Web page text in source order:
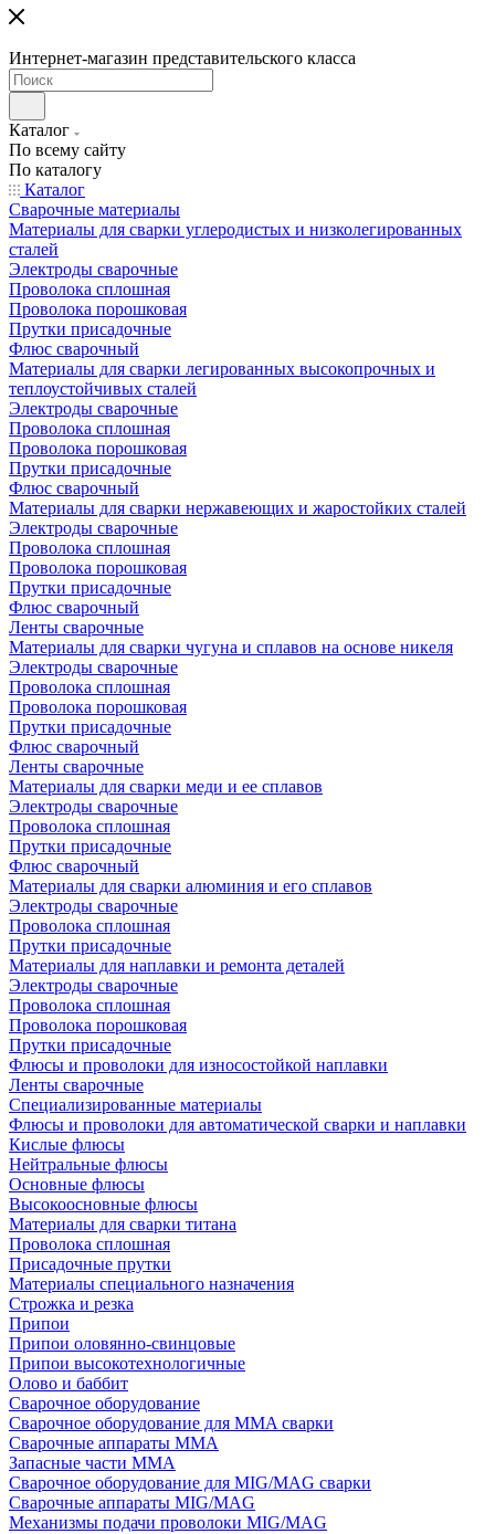
Интернет-магазин представительского класса
Каталог
По всему сайту
По каталогу
Каталог
Сварочные материалы
Материалы для сварки углеродистых и низколегированных
сталей
Электроды сварочные
Проволока сплошная
Проволока порошковая
Прутки присадочные
Флюс сварочный
Материалы для сварки легированных высокопрочных и
теплоустойчивых сталей
Электроды сварочные
Проволока сплошная
Проволока порошковая
Прутки присадочные
Флюс сварочный
Материалы для сварки нержавеющих и жаростойких сталей
Электроды сварочные
Проволока сплошная
Проволока порошковая
Прутки присадочные
Флюс сварочный
Ленты сварочные
Материалы для сварки чугуна и сплавов на основе никеля
Электроды сварочные
Проволока сплошная
Проволока порошковая
Прутки присадочные
Флюс сварочный
Ленты сварочные
Материалы для сварки меди и ее сплавов
Электроды сварочные
Проволока сплошная
Прутки присадочные
Флюс сварочный
Материалы для сварки алюминия и его сплавов
Электроды сварочные
Проволока сплошная
Прутки присадочные
Материалы для наплавки и ремонта деталей
Электроды сварочные
Проволока сплошная
Проволока порошковая
Прутки присадочные
Флюсы и проволоки для износостойкой наплавки
Ленты сварочные
Специализированные материалы
Флюсы и проволоки для автоматической сварки и наплавки
Кислые флюсы
Нейтральные флюсы
Основные флюсы
Высокоосновные флюсы
Материалы для сварки титана
Проволока сплошная
Присадочные прутки
Материалы специального назначения
Строжка и резка
Припои
Припои оловянно-свинцовые
Припои высокотехнологичные
Олово и баббит
Сварочное оборудование
Сварочное оборудование для MMA сварки
Сварочные аппараты MMA
Запасные части MMA
Сварочное оборудование для MIG/MAG сварки
Сварочные аппараты MIG/MAG
Механизмы подачи проволоки MIG/MAG